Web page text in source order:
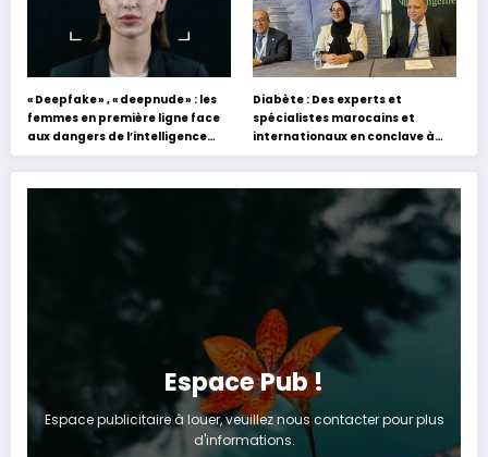
« Deepfake » , « deepnude » : les
femmes en première ligne face
aux dangers de l’intelligence
artificielle
Diabète : Des experts et
spécialistes marocains et
internationaux en conclave à
Tanger
Espace Pub !
Espace publicitaire à louer, veuillez nous contacter pour plus
d'informations.